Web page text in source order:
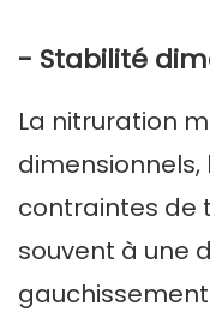
- Stabilité
La nitruration
contraintes de
souvent à une